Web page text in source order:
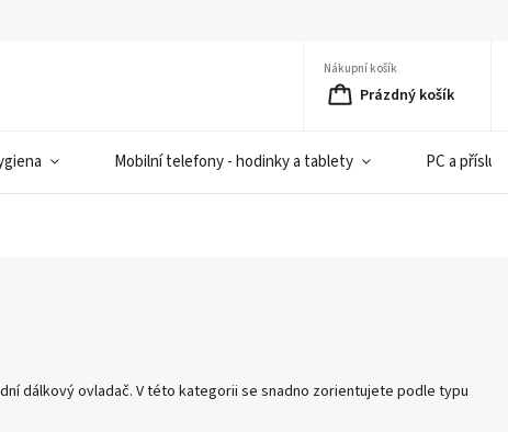
Nákupní košík
Prázdný košík
Mobilní telefony - hodinky a tablety PC a
dálkový ovladač. V této kategorii se snadno zorientujete podle typu